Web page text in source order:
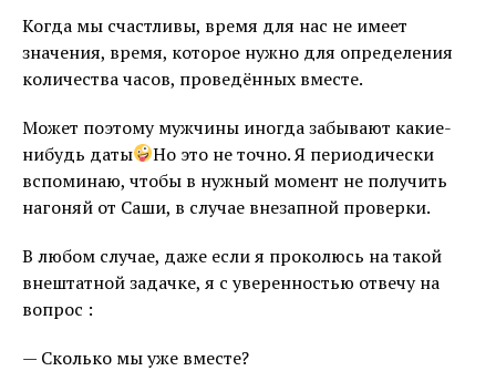
Когда мы счастливы, время для нас не имеет
значения, время, которое нужно для определения
количества часов, проведённых вместе.
Может поэтому мужчины иногда забывают какие-
нибудь даты
Но это не точно. Я периодически
вспоминаю, чтобы в нужный момент не получить
нагоняй от Саши, в случае внезапной проверки.
В любом случае, даже если я проколюсь на такой
внештатной задачке, я с уверенностью отвечу на
вопрос :
— Сколько мы уже вместе?